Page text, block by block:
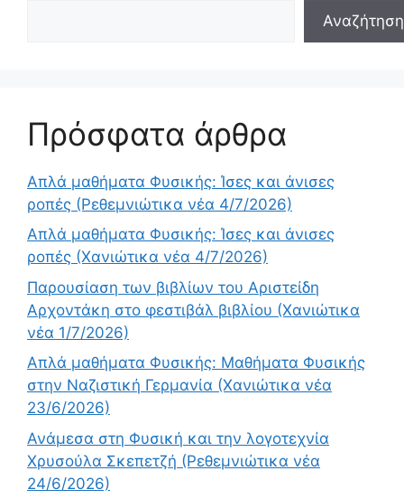
Αναζήτηση
Πρόσφατα άρθρα
Απλά μαθήματα Φυσικής: Ίσες και άνισες
ροπές (Ρεθεμνιώτικα νέα 4/7/2026)
Απλά μαθήματα Φυσικής: Ίσες και άνισες
ροπές (Χανιώτικα νέα 4/7/2026)
Παρουσίαση των βιβλίων του Αριστείδη
Αρχοντάκη στο φεστιβάλ βιβλίου (Χανιώτικα
νέα 1/7/2026)
Απλά μαθήματα Φυσικής: Μαθήματα Φυσικής
στην Ναζιστική Γερμανία (Χανιώτικα νέα
23/6/2026)
Ανάμεσα στη Φυσική και την λογοτεχνία
Χρυσούλα Σκεπετζή (Ρεθεμνιώτικα νέα
24/6/2026)